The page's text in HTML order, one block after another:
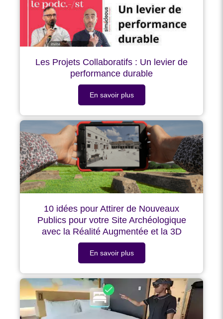
Les Projets Collaboratifs : Un levier de
performance durable
En savoir plus
10 idées pour Attirer de Nouveaux
Publics pour votre Site Archéologique
avec la Réalité Augmentée et la 3D
En savoir plus